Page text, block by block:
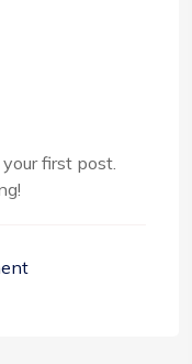
first post.